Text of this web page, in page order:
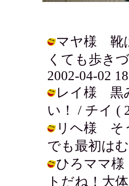
マヤ様 靴
くても歩き
2002-04-02
レイ様 黒
い！ / チイ (
リヘ様 そ
でも最初は
ひろママ
トだね！大